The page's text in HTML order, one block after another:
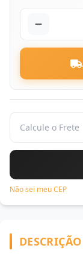
Não sei meu CEP